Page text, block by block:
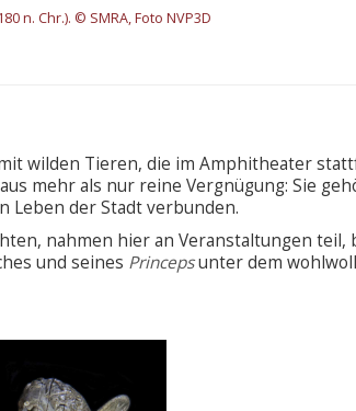
n. Chr.). © SMRA, Foto NVP3D
wilden Tieren, die im Amphitheater
mehr als nur reine Vergnügung: Sie
Leben der Stadt verbunden.
nahmen hier an Veranstaltungen teil,
und seines Princepsunter dem